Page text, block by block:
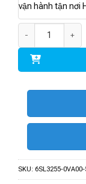
vận hành tận nơi
SKU: 6SL3255-0VA00-